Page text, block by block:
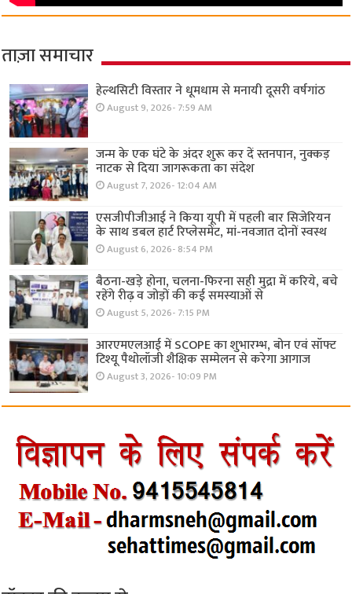
ताज़ा समाचार
हेल्थसिटी विस्तार ने धूमधाम से मनायी दूसरी वर्षगांठ
August 9, 2026- 7:59 AM
जन्म के एक घंटे के अंदर शुरू कर दें स्तनपान, नुक्कड़
नाटक से दिया जागरूकता का संदेश
August 7, 2026- 12:04 AM
एसजीपीजीआई ने किया यूपी में पहली बार सिजेरियन
के साथ डबल हार्ट रिप्लेसमेंट, मां-नवजात दोनों स्वस्थ
August 6, 2026- 8:54 PM
बैठना-खड़े होना, चलना-फिरना सही मुद्रा में करिये, बचे
रहेंगे रीढ़ व जोड़ों की कई समस्याओं से
August 5, 2026- 7:15 PM
आरएमएलआई में SCOPE का शुभारम्भ, बोन एवं सॉफ्ट
टिश्यू पैथोलॉजी शैक्षिक सम्मेलन से करेगा आगाज
August 3, 2026- 10:09 PM